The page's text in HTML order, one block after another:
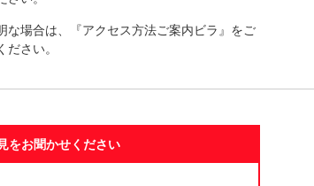
な場合は、『アクセス方法ご案内ビラ』をご
さい。
をお聞かせください